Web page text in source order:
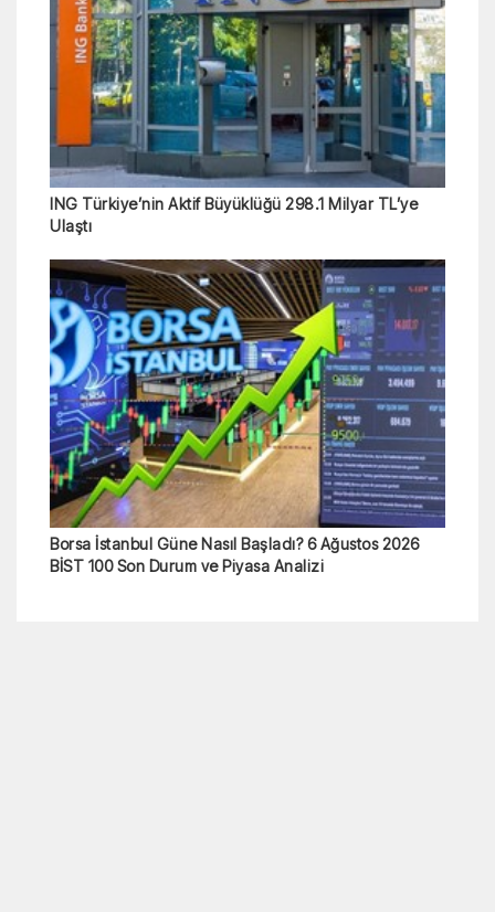
ING Türkiye’nin Aktif Büyüklüğü 298.1 Milyar TL’ye
Ulaştı
Borsa İstanbul Güne Nasıl Başladı? 6 Ağustos 2026
BİST 100 Son Durum ve Piyasa Analizi